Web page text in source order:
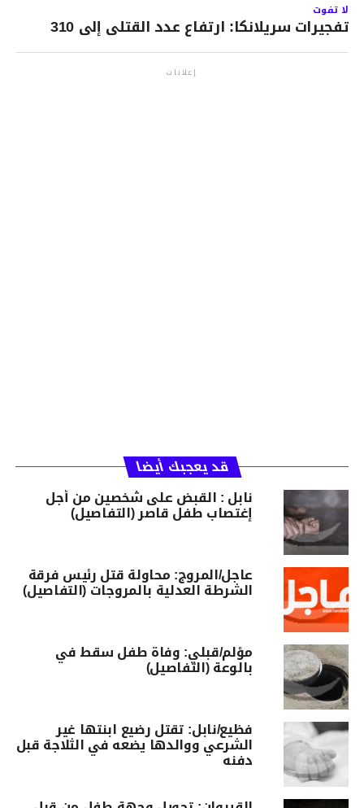
لا تفوت
تفجيرات سريلانكا: ارتفاع عدد القتلى إلى 310
إعلانات
قد يعجبك أيضا
نابل : القبض على شخصين من أجل
إغتصاب طفل قاصر (التفاصيل)
عاجل/المروج: محاولة قتل رئيس فرقة
الشرطة العدلية بالمروجات (التفاصيل)
مؤلم/قبلي: وفاة طفل سقط في
بالوعة (التفاصيل)
فظيع/نابل: تقتل رضيع ابنتها غير
الشرعي ووالدها يضعه في الثلاجة قبل
دفنه